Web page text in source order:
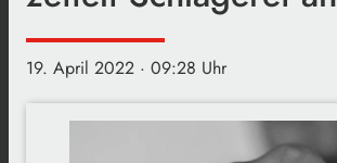
19. April 2022 · 09:28 Uhr